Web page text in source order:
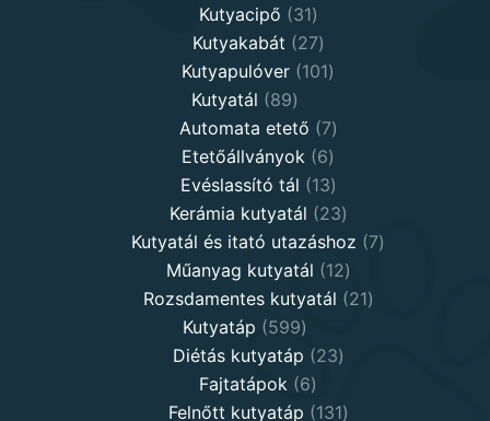
Kutyacipő 3131
products
Kutyakabát 2727
products
Kutyapulóver 101101
Kutyatál 8989
products
Automata etető 77
products
Etetőállványok 66
products
Evéslassító tál 1313
products
Kerámia kutyatál 2323
products
Kutyatál és itató utazáshoz 77
Műanyag kutyatál 1212
products
Rozsdamentes kutyatál 2121
Kutyatáp 599599
products
Diétás kutyatáp 2323
Fajtatápok 66
products
Felnőtt kutyatáp 131131